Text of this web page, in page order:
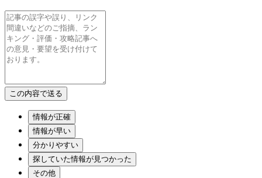
情報が正確
情報が早い
分かりやすい
探していた情報が見つかった
その他